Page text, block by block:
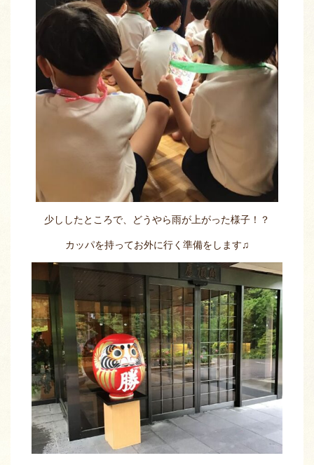
少ししたところで、どうやら雨が上がった様子！？
カッパを持ってお外に行く準備をします♫